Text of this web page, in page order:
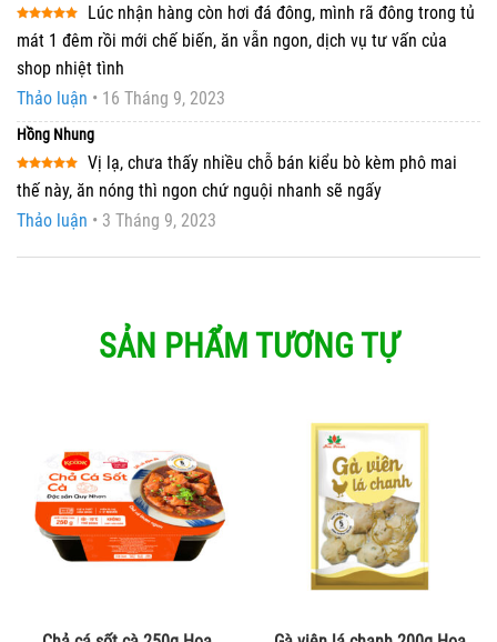
hạng
5
Lúc nhận hàng còn hơi đá đông, mình rã đông trong tủ
mát 1 đêm rồi mới chế biến, ăn vẫn ngon, dịch vụ tư vấn của
shop nhiệt tình
Thảo luận • 16 Tháng 9, 2023
Hồng Nhung
Được xếp
hạng55
Vị lạ, chưa thấy nhiều chỗ bán kiểu bò kèm phô mai
thế này, ăn nóng thì ngon chứ nguội nhanh sẽ ngấy
Thảo luận • 3 Tháng 9, 2023
SẢN PHẨM TƯƠNG TỰ